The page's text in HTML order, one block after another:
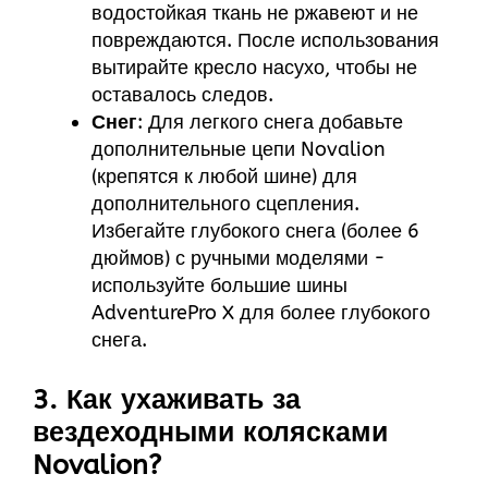
водостойкая ткань не ржавеют и не
повреждаются. После использования
вытирайте кресло насухо, чтобы не
оставалось следов.
Снег: Для легкого снега добавьте
дополнительные цепи Novalion
(крепятся к любой шине) для
дополнительного сцепления.
Избегайте глубокого снега (более 6
дюймов) с ручными моделями -
используйте большие шины
AdventurePro X для более глубокого
снега.
3. Как ухаживать за
вездеходными колясками
Novalion?